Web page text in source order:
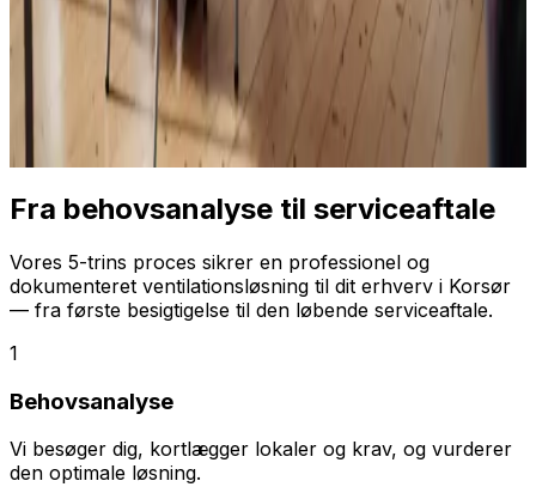
Fra behovsanalyse til serviceaftale
Vores 5-trins proces sikrer en professionel og
dokumenteret ventilationsløsning til dit erhverv i Korsør
— fra første besigtigelse til den løbende serviceaftale.
1
Behovsanalyse
Vi besøger dig, kortlægger lokaler og krav, og vurderer
den optimale løsning.